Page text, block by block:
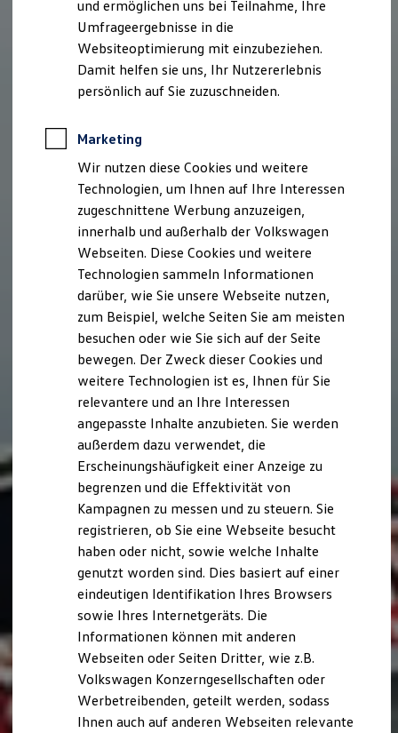
Elektromobilität
Elektroautos
ID. Tutorials
Elektrofahrzeugkonzepte
ID. EVERY1
Reichweite
Rekuperation
Laden unterwegs
Laden Zuhause
Ladestationen finden
Ladezeitensimulator
Batterie
Sicherheit
Nachhaltigkeit
Technologie
Kosten und Kauf
Verbrauchskosten
Kaufoptionen
E-Auto-Förderung
Software und Konnektivität
Die ID. Software 6
ID. Software Versionen und Updates
Digitale Extras
Schnittstellen zu Ihrem ID.
Marke und Erlebnis
Volkswagen R und R Experience
R-Modelle
R Experience
Driving Experience
Volkswagen entdecken
Werkbesichtigung
Lifestyle Shop
T-Roc Kollektion
Golf Kollektion
Volkswagen Kollektion
R-Kollektion
GTI Kollektion
Fußball Drop
we drive football
und ermöglichen uns bei Teilnahme, Ihre
Umfrageergebnisse in die
Websiteoptimierung mit einzubeziehen.
Damit helfen sie uns, Ihr Nutzererlebnis
persönlich auf Sie zuzuschneiden.
Marketing
Wir nutzen diese Cookies und weitere
Technologien, um Ihnen auf Ihre Interessen
zugeschnittene Werbung anzuzeigen,
innerhalb und außerhalb der Volkswagen
Webseiten. Diese Cookies und weitere
Technologien sammeln Informationen
darüber, wie Sie unsere Webseite nutzen,
zum Beispiel, welche Seiten Sie am meisten
besuchen oder wie Sie sich auf der Seite
bewegen. Der Zweck dieser Cookies und
weitere Technologien ist es, Ihnen für Sie
relevantere und an Ihre Interessen
angepasste Inhalte anzubieten. Sie werden
außerdem dazu verwendet, die
Erscheinungshäufigkeit einer Anzeige zu
begrenzen und die Effektivität von
Kampagnen zu messen und zu steuern. Sie
registrieren, ob Sie eine Webseite besucht
haben oder nicht, sowie welche Inhalte
genutzt worden sind. Dies basiert auf einer
eindeutigen Identifikation Ihres Browsers
sowie Ihres Internetgeräts. Die
Informationen können mit anderen
Webseiten oder Seiten Dritter, wie z.B.
Volkswagen Konzerngesellschaften oder
Werbetreibenden, geteilt werden, sodass
Ihnen auch auf anderen Webseiten relevante